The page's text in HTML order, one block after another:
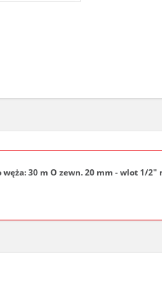
30 m O zewn. 20 mm - wlot 1/